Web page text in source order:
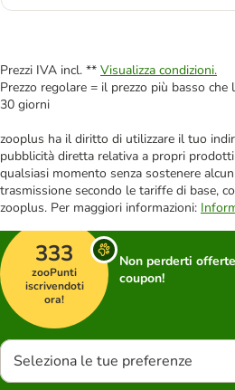
Prezzi IVA incl. ** Visualizza condizioni.
Prezzo regolare = il prezzo più basso
30 giorni
zooplus ha il diritto di utilizzare il tuo
pubblicità diretta relativa a propri
qualsiasi momento senza sostenere
trasmissione secondo le tariffe di base,
zooplus. Per maggiori informazioni:
333
zooPunti
iscrivendoti
ora!
Non perderti
coupon!
Seleziona le tue preferenze